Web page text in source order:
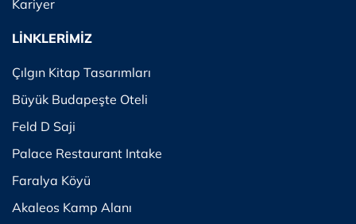
Kariyer
LİNKLERİMİZ
Çılgın Kitap Tasarımları
Büyük Budapeşte Oteli
Feld D Saji
Palace Restaurant Intake
Faralya Köyü
Akaleos Kamp Alanı